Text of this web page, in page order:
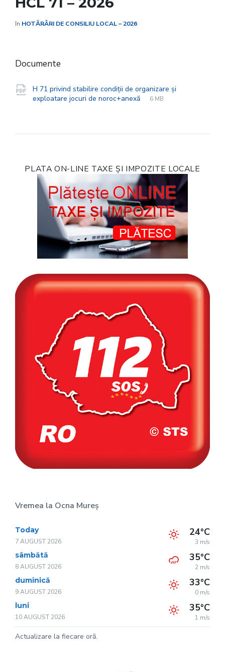
în HOTĂRÂRI DE CONSILIU LOCAL – 2026
Documente
H 71 privind stabilire condiții de organizare și
exploatare jocuri de noroc+anexă
File
pdf
File
6 MB
PLATA ON-LINE TAXE ȘI IMPOZITE LOCALE
Vremea la Ocna Mureș
Today
7 AUGUST 2026
24°C
3 m/s
sâmbătă
8 AUGUST 2026
35°C
2 m/s
duminică
9 AUGUST 2026
33°C
0 m/s
luni
10 AUGUST 2026
35°C
1 m/s
Actualizare la fiecare oră.